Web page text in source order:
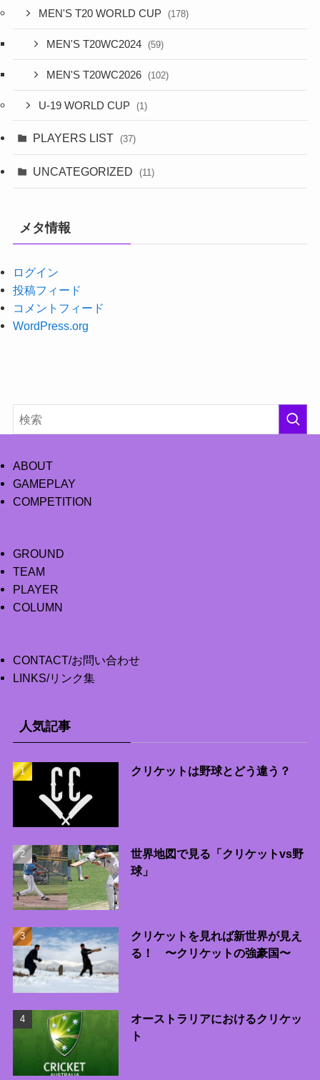
MEN'S T20 WORLD CUP (178)
MEN'S T20WC2024 (59)
MEN'S T20WC2026 (102)
U-19 WORLD CUP (1)
PLAYERS LIST (37)
UNCATEGORIZED (11)
メタ情報
ログイン
投稿フィード
コメントフィード
WordPress.org
ABOUT
GAMEPLAY
COMPETITION
GROUND
TEAM
PLAYER
COLUMN
CONTACT/お問い合わせ
LINKS/リンク集
人気記事
クリケットは野球とどう違う？
世界地図で見る「クリケットvs野
球」
クリケットを見れば新世界が見え
る！ 〜クリケットの強豪国〜
オーストラリアにおけるクリケッ
ト